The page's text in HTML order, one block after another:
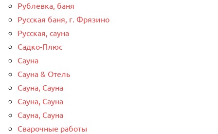
Рублевка, баня
Русская баня, г. Фрязино
Русская, сауна
Садко-Плюс
Сауна
Сауна & Отель
Сауна, Сауна
Сауна, Сауна
Сауна, Сауна
Сварочные работы